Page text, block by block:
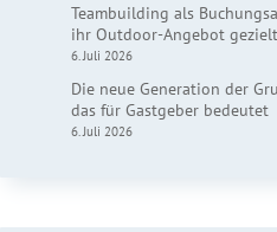
Teambuilding als
ihr Outdoor-Angebot
6. Juli 2026
Die neue Generation der
das für Gastgeber bedeutet
6. Juli 2026